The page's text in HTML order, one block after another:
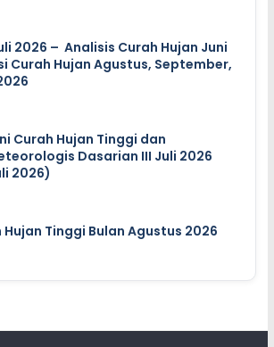
2026 – Analisis Curah Hujan Juni
Curah Hujan Agustus, September,
Curah Hujan Tinggi dan
Dasarian III Juli 2026
2026)
Tinggi Bulan Agustus 2026